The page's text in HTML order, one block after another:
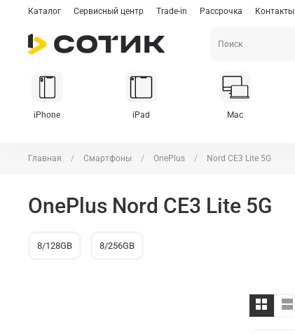
Каталог Сервисный центр Trade-in Рассрочка Контакты
iPhone iPad Mac
Главная Смартфоны OnePlus Nord CE3 Lite 5G
OnePlus Nord CE3 Lite 5G
8/128GB 8/256GB